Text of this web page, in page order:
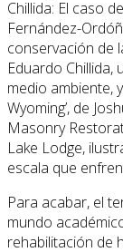
Chillida: El caso
Fernández-
conservación de
Eduardo
medio ambiente,
Wyoming’, de
Masonry
Lake Lodge,
escala que
Para acabar, el
mundo
rehabilitación de